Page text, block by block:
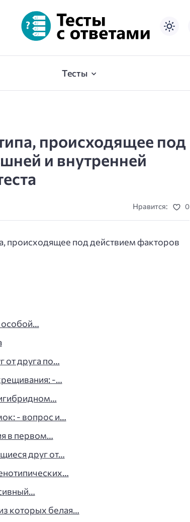
Тесты
происходящее под
и внутренней
Нравится: 0
происходящее под действием факторов
особой…
от друга по…
-…
- вопрос и…
в первом…
друг от…
которых белая…